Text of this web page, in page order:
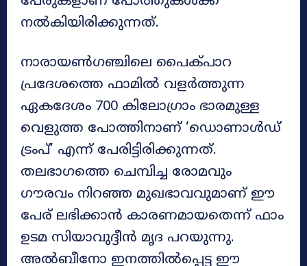
നൽകിയിരിക്കുന്നത്.
നാരായൺഗഞ്ചിലെ പൈക്പാറ
പ്രദേശത്തെ ഫാമിൽ വളർത്തുന്ന
ഏകദേശം 700 കിലോഗ്രാം ഭാരമുള്ള
വെളുത്ത പോത്തിനാണ് ‘ഡൊണാൾഡ്
ട്രംപ്’ എന്ന് പേരിട്ടിരിക്കുന്നത്.
തലഭാഗത്തെ ചെമ്പിച്ച രോമവും
ഗൗരവം നിറഞ്ഞ മുഖഭാവവുമാണ് ഈ
പേര് ലഭിക്കാൻ കാരണമായതെന്ന് ഫാം
ഉടമ സിയാവുദ്ദീൻ മൃദ പറയുന്നു.
അൽബീനോ ഇനത്തിൽപ്പെട്ട ഈ